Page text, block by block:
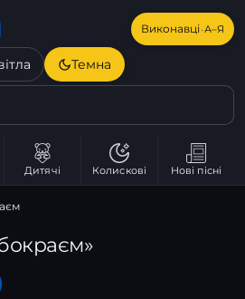
Виконавці·А–Я
Темна
Дитячі Колискові Нові пісні